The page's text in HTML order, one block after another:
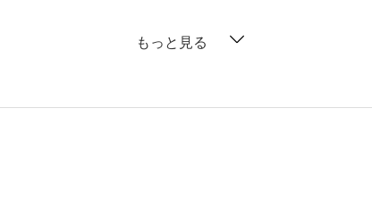
もっと見る